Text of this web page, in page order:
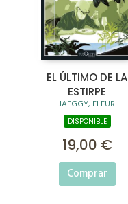
EL ÚLTIMO DE LA
ESTIRPE
JAEGGY, FLEUR
DISPONIBLE
19,00 €
Comprar